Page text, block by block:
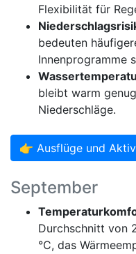
Flexibilität für
bedeuten
Innenprogramme
bleibt warm
Niederschläge.
👉 Ausflüge und
September
Durchschnitt von
°C, das